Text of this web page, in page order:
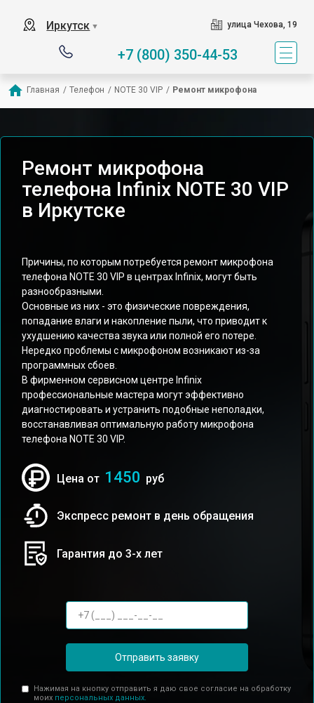
Иркутск ▼ улица Чехова, 19
+7 (800) 350-44-53
Главная / Телефон / NOTE 30 VIP / Ремонт микрофона
Ремонт микрофона
телефона Infinix NOTE 30 VIP
в Иркутске
Причины, по которым потребуется ремонт микрофона
телефона NOTE 30 VIP в центрах Infinix, могут быть
разнообразными.
Основные из них - это физические повреждения,
попадание влаги и накопление пыли, что приводит к
ухудшению качества звука или полной его потере.
Нередко проблемы с микрофоном возникают из-за
программных сбоев.
В фирменном сервисном центре Infinix
профессиональные мастера могут эффективно
диагностировать и устранить подобные неполадки,
восстанавливая оптимальную работу микрофона
телефона NOTE 30 VIP.
Цена от 1450 руб
Экспресс ремонт в день обращения
Гарантия до 3-х лет
Отправить заявку
Нажимая на кнопку отправить я даю свое согласие на обработку
моих персональных данных.